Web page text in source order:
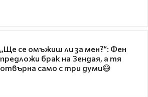
„Ще се омъжиш ли за мен?“: Фен
предложи брак на Зендая, а тя
отвърна само с три думи😅